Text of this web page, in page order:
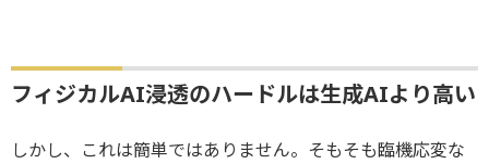
フィジカルAI浸透のハードルは生成AIより高い
しかし、これは簡単ではありません。そもそも臨機応変な